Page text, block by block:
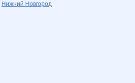
Нижний Новгород